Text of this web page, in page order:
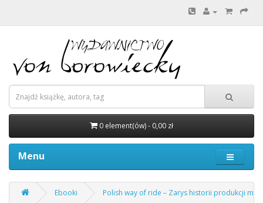
0 element(ów) - 0,00 zł
Menu
Ebooki Polish way of ride – Zarys historii produkcji